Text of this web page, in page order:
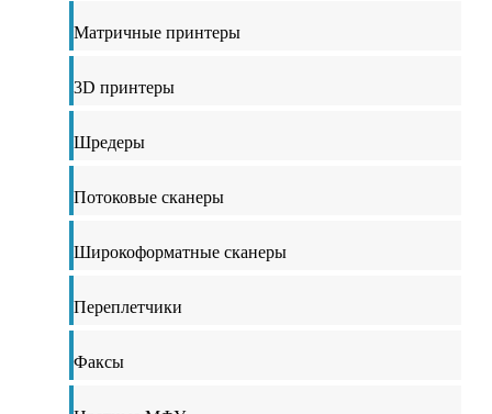
Матричные принтеры
3D принтеры
Шредеры
Потоковые сканеры
Широкоформатные сканеры
Переплетчики
Факсы